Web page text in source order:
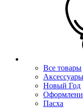
Все товары
Новый Год
Пасха